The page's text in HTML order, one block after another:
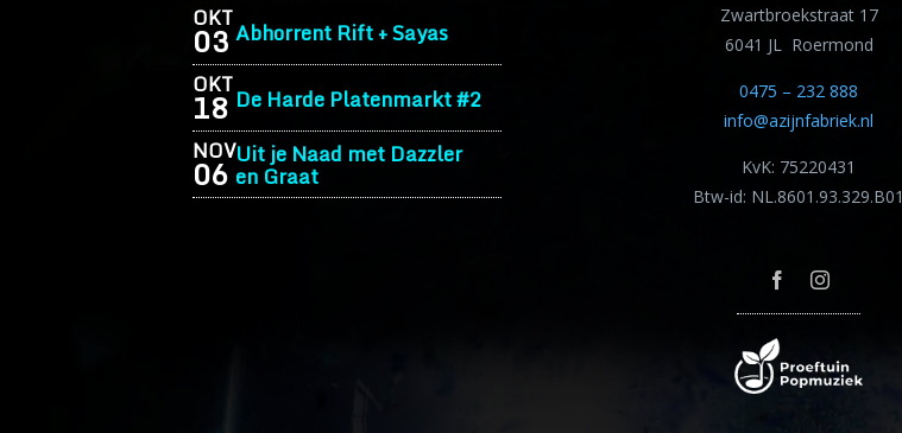
OKT
03 Abhorrent Rift + Sayas
OKT
18 De Harde Platenmarkt #2
NOV
06 Uit je Naad met Dazzler
en Graat
Zwartbroekstraat 17
6041 JL Roermond
0475 – 232 888
info@azijnfabriek.nl
KvK: 75220431
Btw-id: NL.8601.93.329.B01